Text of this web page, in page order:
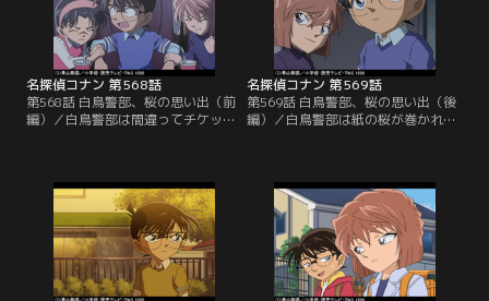
人物の犯行と推理するが、コナンは
犯人に別の目的があったと考え…。
小五郎は事故に見せかけた殺人事件
と推理。その推理に対して、コナン
は…？
名探偵コナン 第568話
第568話 白鳥警部、桜の思い出（前
編）／白鳥警部は間違ってチケット
す。那海の席は白鳥の左隣りだっ
た。上映後、那海は白鳥が刑事だと
わかるとストーカー被害を告白。白
鳥はコナンたちと那海のマンション
へ。そこでは彼氏の染井芳郎が絶命
していた…。
名探偵コナン 第569話
第569話 白鳥警部、桜の思い出（後
編）／白鳥警部は紙の桜が巻かれた
言葉を飲み込む。コナンが捜査に私
情は禁物だと言うと、白鳥は過ちを
認め、真っさらなストローの包み紙
と自分の紙コップに巻かれた包み紙
の桜の長さを高木に調べてもらう
が…。